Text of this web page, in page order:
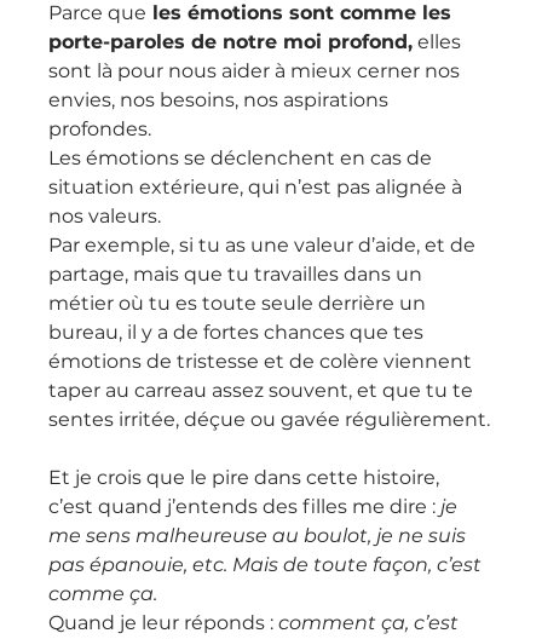
Parce que les émotions sont comme les
porte-paroles de notre moi profond, elles
sont là pour nous aider à mieux cerner nos
envies, nos besoins, nos aspirations
profondes.
Les émotions se déclenchent en cas de
situation extérieure, qui n’est pas alignée à
nos valeurs.
Par exemple, si tu as une valeur d’aide, et de
partage, mais que tu travailles dans un
métier où tu es toute seule derrière un
bureau, il y a de fortes chances que tes
émotions de tristesse et de colère viennent
taper au carreau assez souvent, et que tu te
sentes irritée, déçue ou gavée régulièrement.
Et je crois que le pire dans cette histoire,
c’est quand j’entends des filles me dire : je
me sens malheureuse au boulot, je ne suis
pas épanouie, etc. Mais de toute façon, c’est
comme ça.
Quand je leur réponds : comment ça, c’est